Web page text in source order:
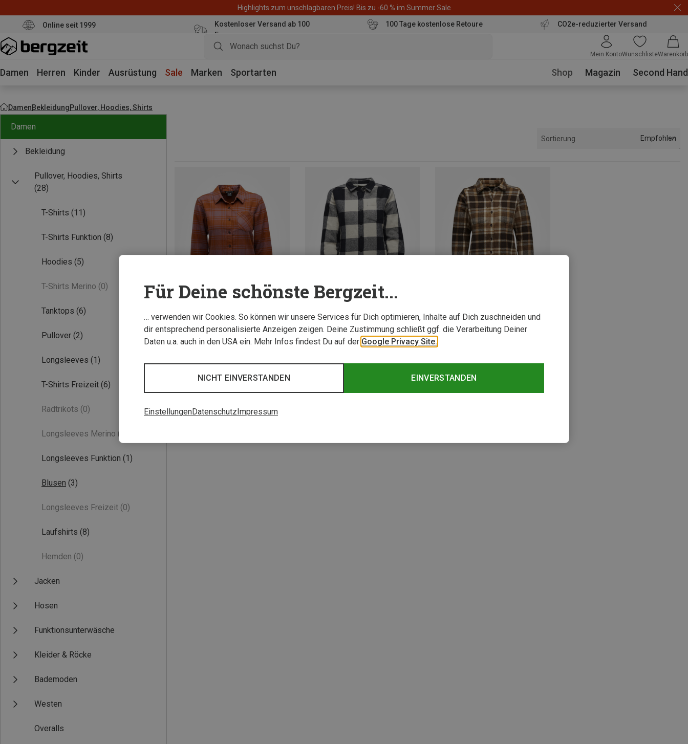
Highlights zum unschlagbaren Preis! Bis zu -60 % im Summer Sale
Online seit 1999
Kostenloser Versand ab 100
Euro
100 Tage kostenlose Retoure CO2e-reduzierter Versand
Mein KontoWunschlisteWarenkorb
Damen Herren Kinder Ausrüstung Sale Marken Sportarten Shop Magazin Second Hand
DamenBekleidungPullover, Hoodies, Shirts
Damen
Bekleidung
Pullover, Hoodies, Shirts
(28)
T-Shirts (11)
T-Shirts Funktion (8)
Hoodies (5)
T-Shirts Merino (0)
Tanktops (6)
Pullover (2)
Longsleeves (1)
T-Shirts Freizeit (6)
Radtrikots (0)
Longsleeves Merino (0)
Longsleeves Funktion (1)
Blusen (3)
Longsleeves Freizeit (0)
Laufshirts (8)
Hemden (0)
Jacken
Hosen
Funktionsunterwäsche
Kleider & Röcke
Bademoden
Westen
Overalls
Sortierung Empfohlen
Du sparst 19% Du sparst 56% Du sparst 56%
3 von 3 Artikel angesehen
Für Deine schönste Bergzeit...
… verwenden wir Cookies. So können wir unsere Services für Dich optimieren, Inhalte auf Dich zuschneiden und
dir entsprechend personalisierte Anzeigen zeigen. Deine Zustimmung schließt ggf. die Verarbeitung Deiner
Daten u.a. auch in den USA ein. Mehr Infos findest Du auf der Google Privacy Site.
EINVERSTANDEN
NICHT EINVERSTANDEN
EinstellungenDatenschutzImpressum